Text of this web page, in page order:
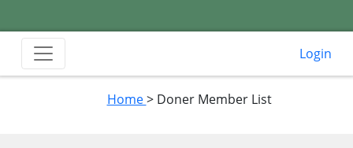
Login
Home> Doner Member List